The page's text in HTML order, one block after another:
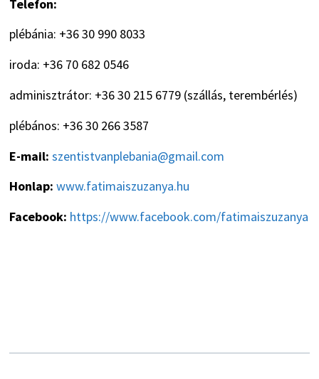
Telefon:
plébánia: +36 30 990 8033
iroda: +36 70 682 0546
adminisztrátor: +36 30 215 6779 (szállás, terembérlés)
plébános: +36 30 266 3587
E-mail: szentistvanplebania@gmail.com
Honlap: www.fatimaiszuzanya.hu
Facebook: https://www.facebook.com/fatimaiszuzanya